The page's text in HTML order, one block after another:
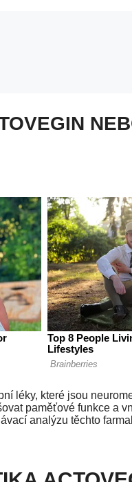
léky, které jsou
paměťové funkce a
analýzu těchto